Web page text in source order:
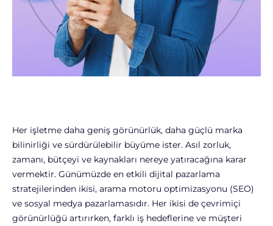
Her işletme daha geniş görünürlük, daha güçlü marka
bilinirliği ve sürdürülebilir büyüme ister. Asıl zorluk,
zamanı, bütçeyi ve kaynakları nereye yatıracağına karar
vermektir. Günümüzde en etkili dijital pazarlama
stratejilerinden ikisi, arama motoru optimizasyonu (SEO)
ve sosyal medya pazarlamasıdır. Her ikisi de çevrimiçi
görünürlüğü artırırken, farklı iş hedeflerine ve müşteri